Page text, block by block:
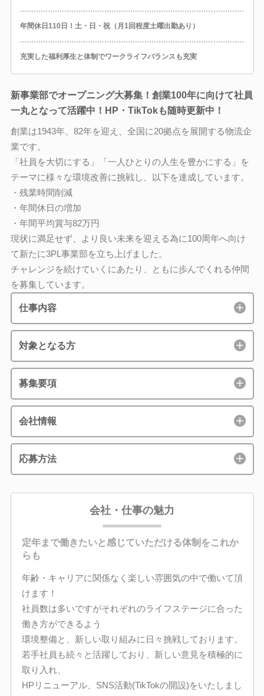
年間休日110日！土・日・祝（月1回程度土曜出勤あり）
充実した福利厚生と体制でワークライフバランスも充実
新事業部でオープニング大募集！創業100年に向けて社員
一丸となって活躍中！HP・TikTokも随時更新中！
創業は1943年、82年を迎え、全国に20拠点を展開する物流企
業です。
「社員を大切にする」「一人ひとりの人生を豊かにする」を
テーマに様々な環境改善に挑戦し、以下を達成しています。
・残業時間削減
・年間休日の増加
・年間平均賞与82万円
現状に満足せず、より良い未来を迎える為に100周年へ向け
て新たに3PL事業部を立ち上げました。
チャレンジを続けていくにあたり、ともに歩んでくれる仲間
を募集しています。
仕事内容
対象となる方
募集要項
会社情報
応募方法
会社・仕事の魅力
定年まで働きたいと感じていただける体制をこれか
らも
年齢・キャリアに関係なく楽しい雰囲気の中で働いて頂
けます！
社員数は多いですがそれぞれのライフステージに合った
働き方ができるよう
環境整備と、新しい取り組みに日々挑戦しております。
若手社員も続々と活躍しており、新しい意見を積極的に
取り入れ、
HPリニューアル、SNS活動(TikTokの開設)をいたしまし